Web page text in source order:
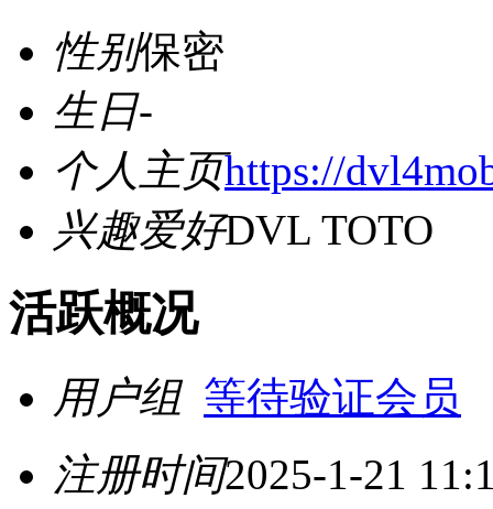
性别保密
生日-
个人主页https://
兴趣爱好DVL TOTO
活跃概况
用户组 等待验证会员
注册时间2025-1-21